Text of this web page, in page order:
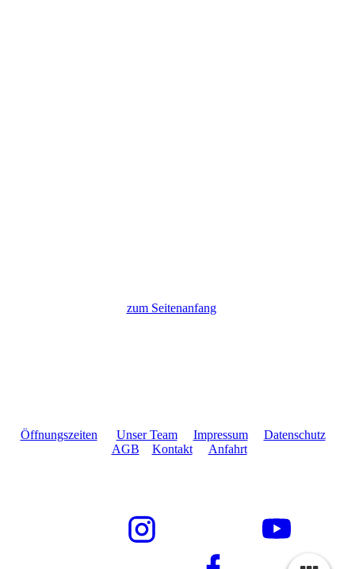
zum Seitenanfang
Öffnungszeiten Unser Team Impressum
Datenschutz
AGB
Kontakt Anfahrt